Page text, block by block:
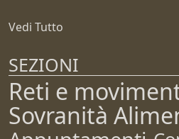
Vedi Tutto
SEZIONI
Reti e
Sovranità